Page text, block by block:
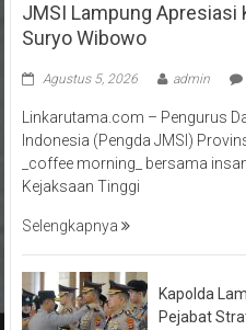
JMSI Lampung Apresiasi
Suryo Wibowo
Agustus 5, 2026 admin
Linkarutama.com – Pengurus
Indonesia (Pengda JMSI)
_coffee morning_ bersama
Kejaksaan Tinggi
Selengkapnya
Kapolda
Pejabat